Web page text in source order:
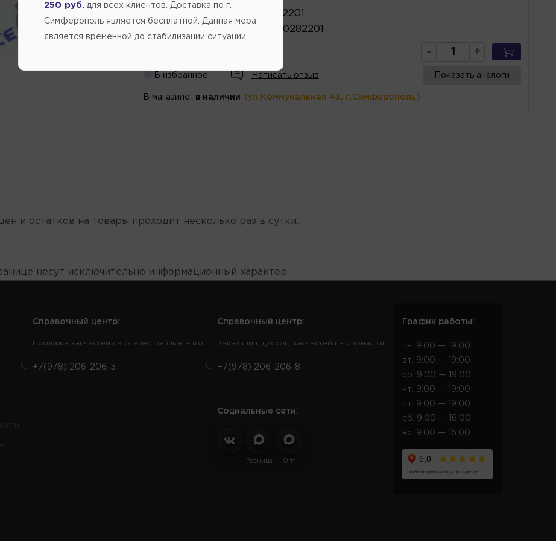
21210380282201
21210380282201
- +
В избранное Написать отзыв Показать аналоги
В магазине: в наличии (ул.Коммунальная 43, г.Симферополь)
и остатков на товары проходит несколько раз в сутки.
несут исключительно информационный характер.
Справочный центр:
Продажа запчастей на отечественные авто
+7(978) 206-206-5
Справочный центр:
Заказ шин, дисков, запчастей на иномарки
+7(978) 206-206-8
Социальные сети:
Розница Опт
График работы:
пн. 9:00 — 19:00
вт. 9:00 — 19:00
ср. 9:00 — 19:00
чт. 9:00 — 19:00
пт. 9:00 — 19:00
сб. 9:00 — 16:00
вс. 9:00 — 16:00
250 руб. для всех клиентов. Доставка по г.
Симферополь является бесплатной. Данная мера
является временной до стабилизации ситуации.